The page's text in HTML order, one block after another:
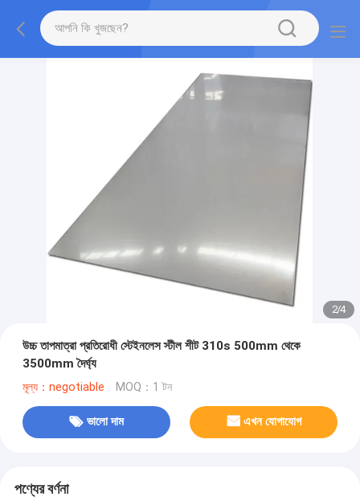
2/4
উচ্চ তাপমাত্রা প্রতিরোধী স্টেইনলেস স্টীল শীট 310s 500mm থেকে
3500mm দৈর্ঘ্য
মূল্য：negotiable MOQ：1 টন
ভালো দাম এখন যোগাযোগ
পণ্যের বর্ণনা